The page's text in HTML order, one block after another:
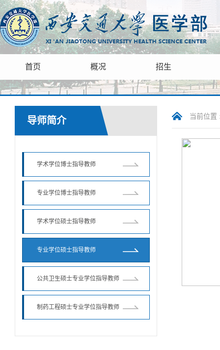
首页 概况 招生
导师简介
学术学位博士指导教师
专业学位博士指导教师
学术学位硕士指导教师
专业学位硕士指导教师
公共卫生硕士专业学位指导教师
制药工程硕士专业学位指导教师
当前位